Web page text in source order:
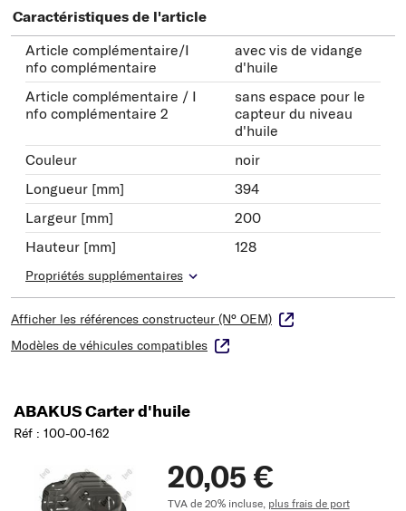
Caractéristiques de l'article
Article complémentaire/I
nfo complémentaire
avec vis de vidange
d'huile
Article complémentaire / I
nfo complémentaire 2
sans espace pour le
capteur du niveau
d'huile
Couleur
noir
Longueur [mm]
394
Largeur [mm]
200
Hauteur [mm]
128
Propriétés supplémentaires
Afficher les références constructeur (N° OEM)
Modèles de véhicules compatibles
ABAKUS Carter d'huile
Réf : 100-00-162
20,05 €
TVA de 20% incluse, plus frais de port